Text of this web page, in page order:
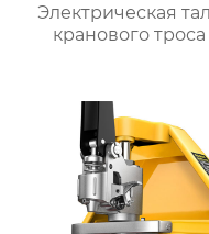
Электрическая
кранового троса